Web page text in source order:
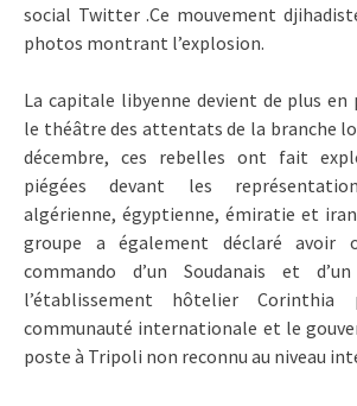
social Twitter .Ce mouvement
photos montrant l’explosion.
La capitale libyenne devient de plus
le théâtre des attentats de la branche
décembre, ces rebelles ont fait
piégées devant les
algérienne, égyptienne, émiratie et
groupe a également déclaré avoir
commando d’un Soudanais et
l’établissement hôtelier
communauté internationale et le
poste à Tripoli non reconnu au niveau